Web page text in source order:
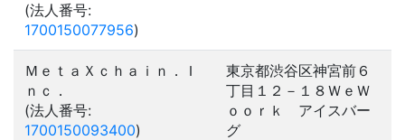
(法人番号:
1700150077956)
ＭｅｔａＸｃｈａｉｎ．Ｉ
ｎｃ．
(法人番号:
1700150093400)
東京都渋谷区神宮前６
丁目１２－１８ＷｅＷ
ｏｏｒｋ アイスバー
グ